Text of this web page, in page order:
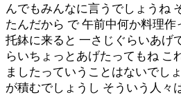
んでもみんなに言うでしょうね
たんだから で 午前中何か料理作
托鉢に来ると 一さじぐらいあげ
らいちょっとあげたってもね こ
ましたっていうことはないでし
が積むでしょうし そういう人々